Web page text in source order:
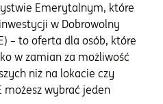
Emerytalnym, które
w Dobrowolny
– to oferta dla osób, które
w zamian za możliwość
niż na lokacie czy
możesz wybrać jeden